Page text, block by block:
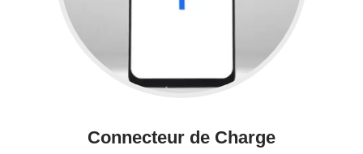
Connecteur de Charge